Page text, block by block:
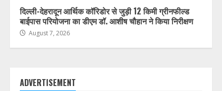
दिल्ली-देहरादून आर्थिक कॉरिडोर से जुड़ी 12 किमी ग्रीनफील्ड
बाईपास परियोजना का डीएम डॉ. आशीष चौहान ने किया निरीक्षण
August 7, 2026
ADVERTISEMENT